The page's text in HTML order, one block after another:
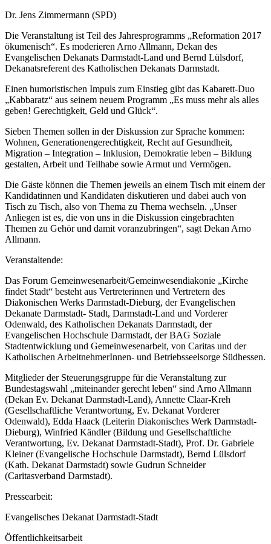
Dr. Jens Zimmermann (SPD)
Die Veranstaltung ist Teil des Jahresprogramms „Reformation 2017
ökumenisch“. Es moderieren Arno Allmann, Dekan des
Evangelischen Dekanats Darmstadt-Land und Bernd Lülsdorf,
Dekanatsreferent des Katholischen Dekanats Darmstadt.
Einen humoristischen Impuls zum Einstieg gibt das Kabarett-Duo
„Kabbaratz“ aus seinem neuem Programm „Es muss mehr als alles
geben! Gerechtigkeit, Geld und Glück“.
Sieben Themen sollen in der Diskussion zur Sprache kommen:
Wohnen, Generationengerechtigkeit, Recht auf Gesundheit,
Migration – Integration – Inklusion, Demokratie leben – Bildung
gestalten, Arbeit und Teilhabe sowie Armut und Vermögen.
Die Gäste können die Themen jeweils an einem Tisch mit einem der
Kandidatinnen und Kandidaten diskutieren und dabei auch von
Tisch zu Tisch, also von Thema zu Thema wechseln. „Unser
Anliegen ist es, die von uns in die Diskussion eingebrachten
Themen zu Gehör und damit voranzubringen“, sagt Dekan Arno
Allmann.
Veranstaltende:
Das Forum Gemeinwesenarbeit/Gemeinwesendiakonie „Kirche
findet Stadt“ besteht aus Vertreterinnen und Vertretern des
Diakonischen Werks Darmstadt-Dieburg, der Evangelischen
Dekanate Darmstadt- Stadt, Darmstadt-Land und Vorderer
Odenwald, des Katholischen Dekanats Darmstadt, der
Evangelischen Hochschule Darmstadt, der BAG Soziale
Stadtentwicklung und Gemeinwesenarbeit, von Caritas und der
Katholischen ArbeitnehmerInnen- und Betriebsseelsorge Südhessen.
Mitglieder der Steuerungsgruppe für die Veranstaltung zur
Bundestagswahl „miteinander gerecht leben“ sind Arno Allmann
(Dekan Ev. Dekanat Darmstadt-Land), Annette Claar-Kreh
(Gesellschaftliche Verantwortung, Ev. Dekanat Vorderer
Odenwald), Edda Haack (Leiterin Diakonisches Werk Darmstadt-
Dieburg), Winfried Kändler (Bildung und Gesellschaftliche
Verantwortung, Ev. Dekanat Darmstadt-Stadt), Prof. Dr. Gabriele
Kleiner (Evangelische Hochschule Darmstadt), Bernd Lülsdorf
(Kath. Dekanat Darmstadt) sowie Gudrun Schneider
(Caritasverband Darmstadt).
Pressearbeit:
Evangelisches Dekanat Darmstadt-Stadt
Öffentlichkeitsarbeit